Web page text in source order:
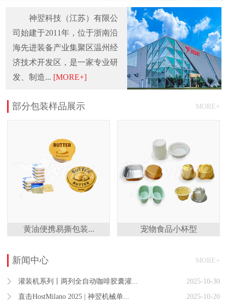
神翌科技（江苏）有限公
司始建于2011年，位于浙南沿
海先进装备产业集聚区温州经
济技术开发区，是一家专业研
发、制造... [MORE+]
MORE+
部分包装样品展示
黄油便携易撕包装... 宠物食品小杯型
MORE+
新闻中心
2025-10-30
灌装机系列丨两列全自动咖啡胶囊灌...
2025-10-20
直击HostMilano 2025 | 神翌机械单...